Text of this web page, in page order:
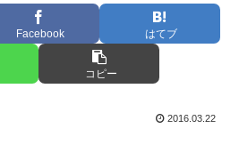
Facebook はてブ
コピー
2016.03.22